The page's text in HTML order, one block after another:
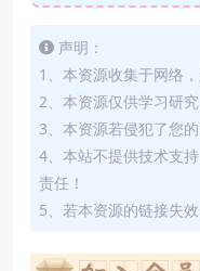
声明：
1、本资源收集于网络
2、本资源仅供学习研
3、本资源若侵犯了您
4、本站不提供技术支
责任！
5、若本资源的链接失